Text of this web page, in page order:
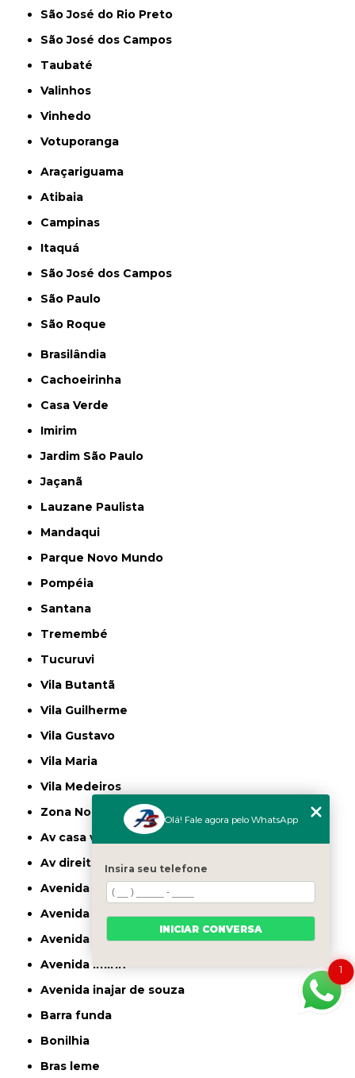
São José do Rio Preto
São José dos Campos
Taubaté
Valinhos
Vinhedo
Votuporanga
Araçariguama
Atibaia
Campinas
Itaquá
São José dos Campos
São Paulo
São Roque
Brasilândia
Cachoeirinha
Casa Verde
Imirim
Jardim São Paulo
Jaçanã
Lauzane Paulista
Mandaqui
Parque Novo Mundo
Pompéia
Santana
Tremembé
Tucuruvi
Vila Butantã
Vila Guilherme
Vila Gustavo
Vila Maria
Vila Medeiros
Zona Norte
av casa verde
av direitos humanos
avenida casa verde
avenida deputado emilio carlos
avenida engenheiro caetano alvares
avenida imirin
avenida inajar de souza
barra funda
bonilhia
bras leme
1
Olá! Fale agora pelo WhatsApp
Insira seu telefone
INICIAR CONVERSA